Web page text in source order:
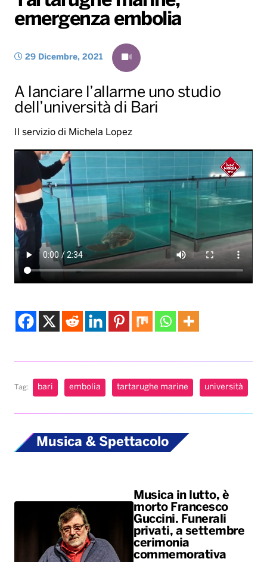
PALATOUR
Musica e Spettacolo
Radio Norba Consiglia
Leggerissime
Generale
Novità
Notiziario
Interviste
Oroscopo
Speciale Astrabilia 2026
Radio Norba News TV
Voce al Bari
Battiti Live 2026
Gallery
emergenza embolia
29 Dicembre, 2021
A lanciare l’allarme uno studio
dell’università di Bari
Il servizio di Michela Lopez
Tag: bari embolia tartarughe marine università
Musica & Spettacolo
Musica in lutto, è
morto Francesco
Guccini. Funerali
privati, a settembre
cerimonia
commemorativa